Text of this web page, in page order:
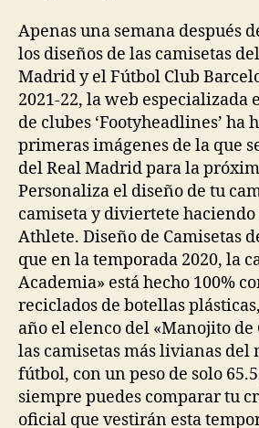
Apenas una semana después
los diseños de las camisetas
Madrid y el Fútbol Club
2021-22, la web especializada
de clubes ‘Footyheadlines’ ha
primeras imágenes de la que
del Real Madrid para la
Personaliza el diseño de tu
camiseta y diviertete haciendo
Athlete. Diseño de Camisetas
que en la temporada 2020, la
Academia» está hecho 100%
reciclados de botellas
año el elenco del «Manojito
las camisetas más livianas del
fútbol, con un peso de solo
siempre puedes comparar tu
oficial que vestirán esta